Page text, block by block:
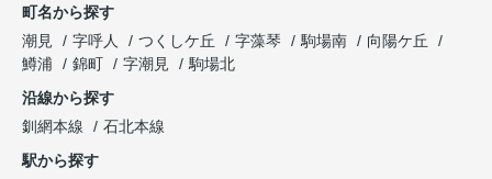
町名から探す
潮見
字呼人 つくしケ丘 字藻琴 駒場南
向陽ケ丘
鱒浦
錦町 字潮見
駒場北
沿線から探す
釧網本線
石北本線
駅から探す